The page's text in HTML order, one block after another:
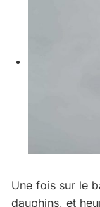
Une fois sur le
dauphins, et